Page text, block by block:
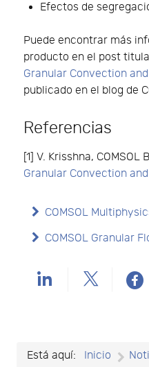
Efectos de
Puede encontrar más
producto en el post
Granular Convection
publicado en el blog de
Referencias
[1] V. Krisshna, COMSOL
Granular Convection
COMSOL
COMSOL Granular
Está aquí: Inicio